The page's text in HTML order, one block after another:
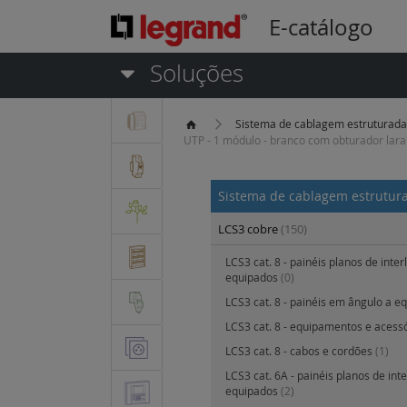
E-catálogo
Soluções
Sistema de cablagem estruturada
UTP - 1 módulo - branco com obturador
Sistema de cablagem
LCS3 cobre(150)
LCS3 cat. 8 - painéis planos de
equipados (0)
LCS3 cat. 8 - painéis em ângulo a
LCS3 cat. 8 - equipamentos e
LCS3 cat. 8 - cabos e cordões (1)
LCS3 cat. 6A - painéis planos de
equipados (2)